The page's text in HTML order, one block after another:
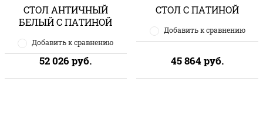
СТОЛ АНТИЧНЫЙ
БЕЛЫЙ С ПАТИНОЙ
Добавить к сравнению
52 026 руб.
СТОЛ С ПАТИНОЙ
Добавить к сравнению
45 864руб.